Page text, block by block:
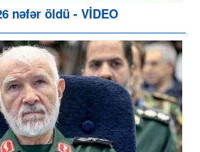
nəfər öldü - VİDEO